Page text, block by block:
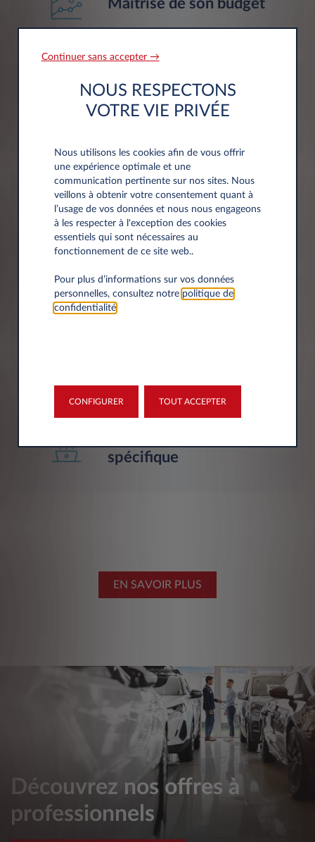
Maîtrise de son budget
Kilométrage flexible
Durée de location
adaptée
Solution de
spécifique
EN SAVOIR PLUS
Découvrez nos offres à
professionnels
Continuer sans accepter →
NOUS RESPECTONS
VOTRE VIE PRIVÉE
Nous utilisons les cookies afin de vous offrir
une expérience optimale et une
communication pertinente sur nos sites. Nous
veillons à obtenir votre consentement quant à
l’usage de vos données et nous nous engageons
à les respecter à l'exception des cookies
essentiels qui sont nécessaires au
fonctionnement de ce site web..
Pour plus d’informations sur vos données
personnelles, consultez notre politique de
confidentialité.
CONFIGURER TOUT ACCEPTER